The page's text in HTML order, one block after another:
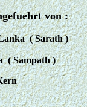
von :
( Sarath )
( Sampath )